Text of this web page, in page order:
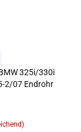
325i/330i
2/07 Endrohr